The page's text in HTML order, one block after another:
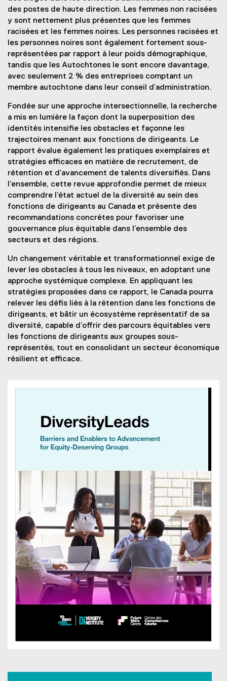
des postes de haute direction. Les femmes non racisées
y sont nettement plus présentes que les femmes
racisées et les femmes noires. Les personnes racisées et
les personnes noires sont également fortement sous-
représentées par rapport à leur poids démographique,
tandis que les Autochtones le sont encore davantage,
avec seulement 2 % des entreprises comptant un
membre autochtone dans leur conseil d’administration.
Fondée sur une approche intersectionnelle, la recherche
a mis en lumière la façon dont la superposition des
identités intensifie les obstacles et façonne les
trajectoires menant aux fonctions de dirigeants. Le
rapport évalue également les pratiques exemplaires et
stratégies efficaces en matière de recrutement, de
rétention et d’avancement de talents diversifiés. Dans
l’ensemble, cette revue approfondie permet de mieux
comprendre l’état actuel de la diversité au sein des
fonctions de dirigeants au Canada et présente des
recommandations concrètes pour favoriser une
gouvernance plus équitable dans l’ensemble des
secteurs et des régions.
Un changement véritable et transformationnel exige de
lever les obstacles à tous les niveaux, en adoptant une
approche systémique complexe. En appliquant les
stratégies proposées dans ce rapport, le Canada pourra
relever les défis liés à la rétention dans les fonctions de
dirigeants, et bâtir un écosystème représentatif de sa
diversité, capable d’offrir des parcours équitables vers
les fonctions de dirigeants aux groupes sous-
représentés, tout en consolidant un secteur économique
résilient et efficace.